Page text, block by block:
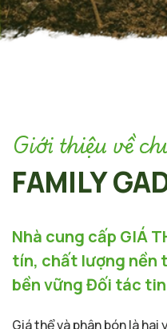
Giới thiệu về
FAMILY
Nhà cung cấp GIÁ
tín, chất lượng nền
bền vững Đối tác
Giá thể và phân bón là